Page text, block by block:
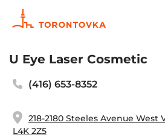
U Eye Laser Cosmetic
(416) 653-8352
218-2180 Steeles Avenue West
L4K 2Z5